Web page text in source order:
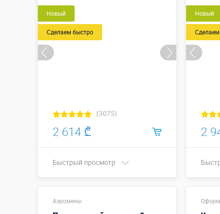
Новый
Сделаем быстро
(3075)
2 614 ₾
Быстрый просмотр
Новый
2
Аэромены